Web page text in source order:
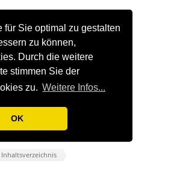
für Sie optimal zu gestalten
zu können,
Durch die weitere
stimmen Sie der
zu. Weitere Infos...
OK
Inhaltsverzeichnis